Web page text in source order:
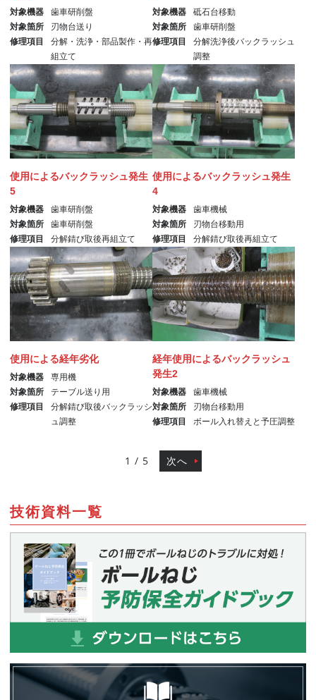
技術資料一覧
対象機器
歯車研削盤
対象箇所
刃物台送り
修理項目
分解・洗浄・部品製作・再
組立て
対象機器
砥石台移動
対象箇所
歯車研削盤
修理項目
分解洗浄後バックラッシュ
調整
使用によるバックラッシュ発生
5
対象機器
歯車研削盤
対象箇所
歯車研削盤
修理項目
分解錆び取後再組立て
使用によるバックラッシュ発生
4
対象機器
歯車機械
対象箇所
刃物台移動用
修理項目
分解錆び取後再組立て
使用による経年劣化
対象機器
専用機
対象箇所
テーブル送り用
修理項目
分解錆び取後バックラッシ
ュ調整
経年使用によるバックラッシュ
発生2
対象機器
歯車機械
対象箇所
刃物台移動用
修理項目
ボール入れ替えと予圧調整
1 / 5 次へ